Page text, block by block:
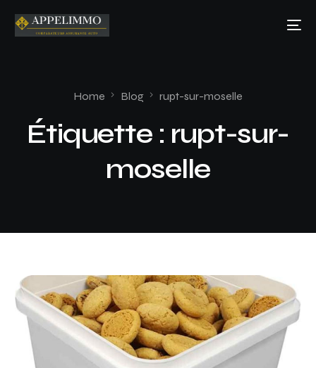
Home Blog rupt-sur-moselle
Étiquette : rupt-sur-
moselle